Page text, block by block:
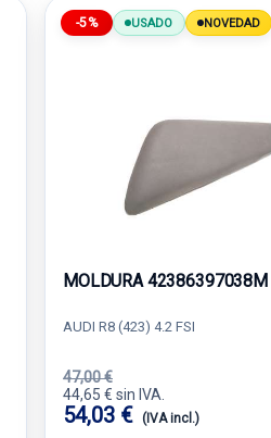
-5% USADO NOVEDAD
MOLDURA 42386397038M
AUDI R8 (423) 4.2 FSI
47,00 €
44,65 € sin IVA.
54,03 € (IVA incl.)